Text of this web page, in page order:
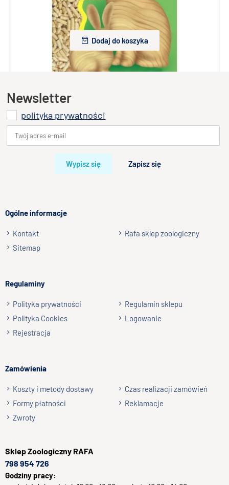
Żwirek dla kota i gryzoni Benek Super Pinio Granulat 10L
45,00 zł
Dodaj do koszyka
Newsletter
polityka prywatności
Wypisz się Zapisz się
Ogólne informacje
Kontakt
Rafa sklep zoologiczny
Sitemap
Regulaminy
Polityka prywatności
Regulamin sklepu
Polityka Cookies
Logowanie
Rejestracja
Zamówienia
Koszty i metody dostawy
Czas realizacji zamówień
Formy płatności
Reklamacje
Zwroty
SklepZoologiczny RAFA
798 954 726
Godziny pracy: